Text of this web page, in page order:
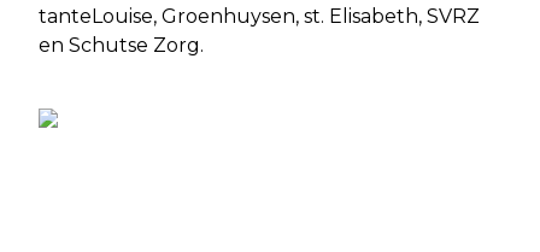
tanteLouise, Groenhuysen, st. Elisabeth, SVRZ
en Schutse Zorg.